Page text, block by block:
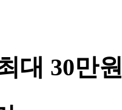
대 30만